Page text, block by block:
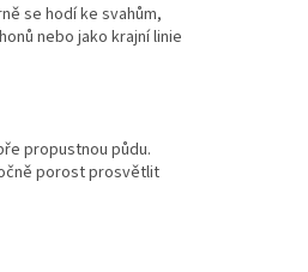
se hodí ke svahům,
nebo jako krajní linie
propustnou půdu.
porost prosvětlit